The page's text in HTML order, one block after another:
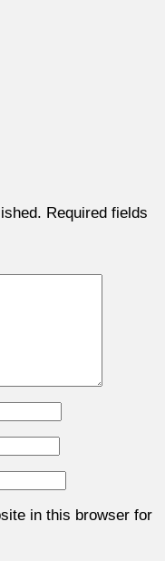
Required fields
in this browser for